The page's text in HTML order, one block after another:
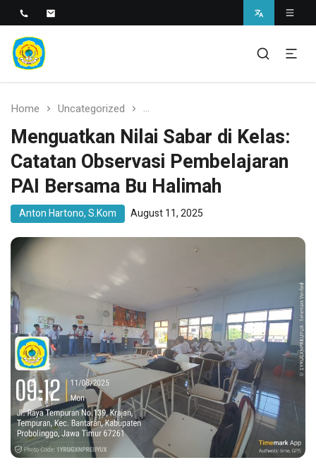
SMAN 1 Bantaran
SMAN 1 BANTARAN
Home Uncategorized Menguatkan Nilai Sabar di Kelas:
Menguatkan Nilai Sabar di Kelas:
Catatan Observasi Pembelajaran
PAI Bersama Bu Halimah
Anton Hartono, S.Kom August 11, 2025